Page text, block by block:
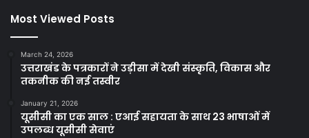
Most Viewed Posts
March 24, 2026
उत्तराखंड के पत्रकारों ने उड़ीसा में देखी संस्कृति, विकास और
तकनीक की नई तस्वीर
January 21, 2026
यूसीसी का एक साल : एआई सहायता के साथ 23 भाषाओं में
उपलब्ध यूसीसी सेवाएं